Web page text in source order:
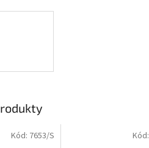
Kód: 7653/S Kód: